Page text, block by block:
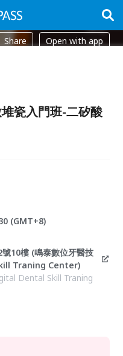
Share Open with app
堆瓷入門班-二矽酸
(GMT+8)
10樓 (鳴泰數位牙醫技
Traning Center)
Dental Skill Traning